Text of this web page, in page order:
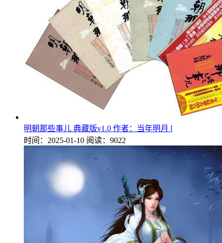
明朝那些事儿 典藏版v1.0 作者：当年明月 [
时间：2025-01-10 阅读：9022